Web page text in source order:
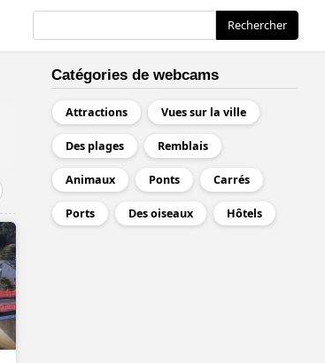
Rechercher
Catégories de webcams
Attractions Vues sur la ville
Des plages Remblais
Animaux Ponts Carrés
Ports Des oiseaux Hôtels